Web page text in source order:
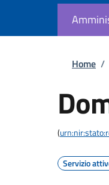
Home /
(
Servizio